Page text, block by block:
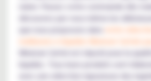
Mexican Cartel est réputé pour la
avec une sélection rigoureuse des